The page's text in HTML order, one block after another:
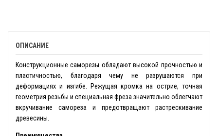
ОПИСАНИЕ
Конструкционные саморезы обладают высокой прочностью и
пластичностью, благодаря чему не разрушаются при
деформациях и изгибе. Режущая кромка на острие, точная
геометрия резьбы и специальная фреза значительно облегчают
вкручивание самореза и предотвращают растрескивание
древесины.